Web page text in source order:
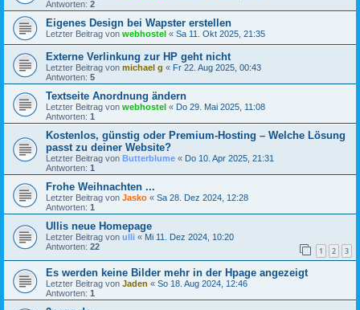
Antworten: 2
Eigenes Design bei Wapster erstellen
Letzter Beitrag von webhostel « Sa 11. Okt 2025, 21:35
Externe Verlinkung zur HP geht nicht
Letzter Beitrag von michael g « Fr 22. Aug 2025, 00:43
Antworten: 5
Textseite Anordnung ändern
Letzter Beitrag von webhostel « Do 29. Mai 2025, 11:08
Antworten: 1
Kostenlos, günstig oder Premium-Hosting – Welche Lösung
passt zu deiner Website?
Letzter Beitrag von Butterblume « Do 10. Apr 2025, 21:31
Antworten: 1
Frohe Weihnachten ...
Letzter Beitrag von Jasko « Sa 28. Dez 2024, 12:28
Antworten: 1
Ullis neue Homepage
Letzter Beitrag von ulli « Mi 11. Dez 2024, 10:20
Antworten: 22 1 2 3
Es werden keine Bilder mehr in der Hpage angezeigt
Letzter Beitrag von Jaden « So 18. Aug 2024, 12:46
Antworten: 1